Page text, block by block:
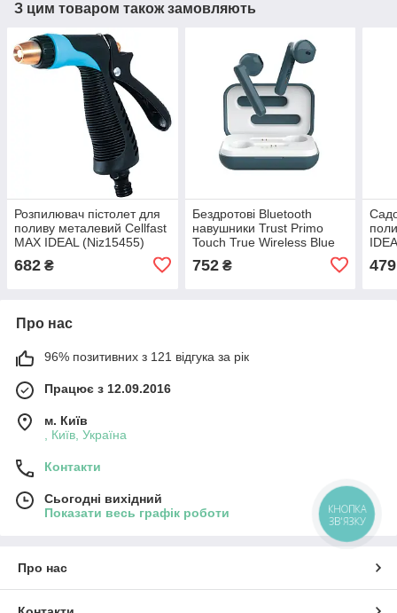
З цим товаром також замовляють
Розпилювач пістолет для
поливу металевий Cellfast
МАХ IDEAL (Niz15455)
682 ₴
Бездротові Bluetooth
навушники Trust Primo
Touch True Wireless Blue
752₴ 479
Про нас
96% позитивних з 121 відгука за рік
Працює з 12.09.2016
м. Київ
, Київ, Україна
Контакти
Сьогодні вихідний
Показати весь графік роботи
Про нас
КНОПКА
ЗВ'ЯЗКУ